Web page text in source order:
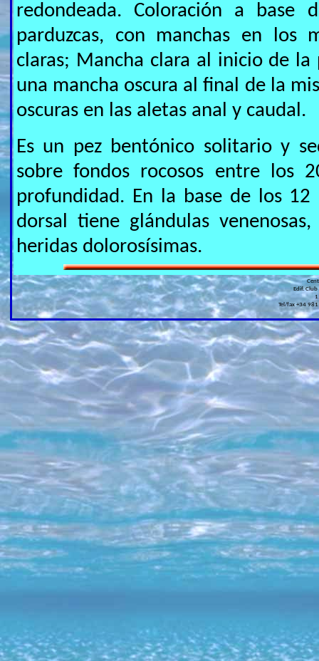
redondeada. Coloración a base
parduzcas, con manchas en los
claras; Mancha clara al inicio de
una mancha oscura al final de la
oscuras en las aletas anal y caudal.
Es un pez bentónico solitario y
sobre fondos rocosos entre los
profundidad. En la base de los
dorsal tiene glándulas
heridas dolorosísimas.
Edif.